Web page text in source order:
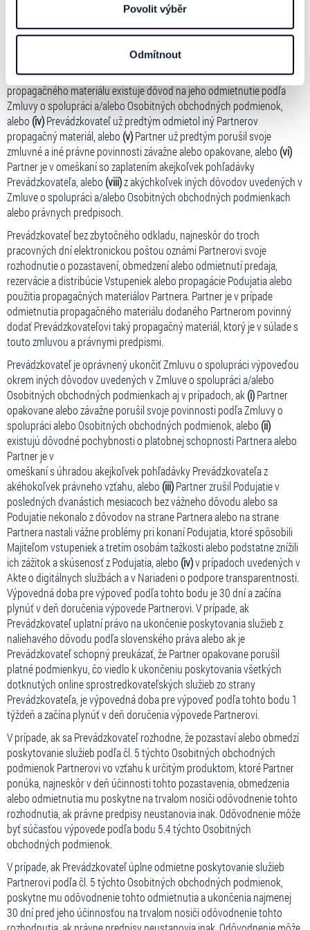
personalizaci obsahu a reklam. Tyto informace můžeme
také sdílet se svými partnery pro sociální média, inzerci
a analýzy. Partneři tyto údaje mohou zkombinovat s
dalšími informacemi, které jste jim poskytli nebo které
získali v důsledku toho, že používáte jejich služby. Jaké
typy cookies používáme, naleznete níže. Možnosti
zpracování upravíte zaškrtnutím příslušné varianty. Svoji
volbu můžete kdykoliv změnit v zápatí stránky v záložce
„Cookies a jejich nastavení“.
Povolit výběr
Odmítnout
propagačného materiálu v prípadoch,
ak takýto propagačný materiál(i)je v rozpore s pravidlami uvedenými v
nezodpovedá uzatvorenej dohode o jeho použití, alebo
Prevádzkovateľ má dôvodné pochybnosti o tom, že u tohto
propagačného materiálu existuje dôvod na jeho odmietnutie podľa
Zmluvy o spolupráci a/alebo Osobitných obchodných podmienok,
alebo (iv)Prevádzkovateľ už predtým odmietol iný Partnerov
propagačný materiál, alebo (v)Partner už predtým porušil svoje
zmluvné a iné právne povinnosti závažne alebo opakovane, alebo (vi)
Partner je v omeškaní so zaplatením akejkoľvek pohľadávky
Prevádzkovateľa, alebo (viii)z akýchkoľvek iných dôvodov uvedených v
Zmluve o spolupráci a/alebo Osobitných obchodných podmienkach
alebo právnych predpisoch.
Prevádzkovateľ bez zbytočného odkladu, najneskôr do troch
pracovných dní elektronickou poštou oznámi Partnerovi svoje
rozhodnutie o pozastavení, obmedzení alebo odmietnutí predaja,
rezervácie a distribúcie Vstupeniek alebo propagácie Podujatia alebo
použitia propagačných materiálov Partnera. Partner je v prípade
odmietnutia propagačného materiálu dodaného Partnerom povinný
dodať Prevádzkovateľovi taký propagačný materiál, ktorý je v súlade s
touto zmluvou a právnymi predpismi.
Prevádzkovateľ je oprávnený ukončiť Zmluvu o spolupráci výpoveďou
okrem iných dôvodov uvedených v Zmluve o spolupráci a/alebo
Osobitných obchodných podmienkach aj v prípadoch, ak (i)Partner
opakovane alebo závažne porušil svoje povinnosti podľa Zmluvy o
spolupráci alebo Osobitných obchodných podmienok, alebo (ii)
existujú dôvodné pochybnosti o platobnej schopnosti Partnera alebo
Partner je v
omeškaní s úhradou akejkoľvek pohľadávky Prevádzkovateľa z
akéhokoľvek právneho vzťahu, alebo (iii)Partner zrušil Podujatie v
posledných dvanástich mesiacoch bez vážneho dôvodu alebo sa
Podujatie nekonalo z dôvodov na strane Partnera alebo na strane
Partnera nastali vážne problémy pri konaní Podujatia, ktoré spôsobili
Majiteľom vstupeniek a tretím osobám tažkosti alebo podstatne znížili
ich zážitok a skúsenosť z Podujatia, alebo (iv)v prípadoch uvedených v
Akte o digitálnych službách a v Nariadeni o podpore transparentnosti.
Výpovedná doba pre výpoveď podľa tohto bodu je 30 dní a začína
plynúť v deň doručenia výpovede Partnerovi. V prípade, ak
Prevádzkovateľ uplatní právo na ukončenie poskytovania služieb z
naliehavého dôvodu podľa slovenského práva alebo ak je
Prevádzkovateľ schopný preukázať, že Partner opakovane porušil
platné podmienkyu, čo viedlo k ukončeniu poskytovania všetkých
dotknutých online sprostredkovateľských služieb zo strany
Prevádzkovateľa, je výpovedná doba pre výpoveď podľa tohto bodu 1
týždeň a začína plynúť v deň doručenia výpovede Partnerovi.
V prípade, ak sa Prevádzkovateľ rozhodne, že pozastaví alebo obmedzí
poskytovanie služieb podľa čl. 5 týchto Osobitných obchodných
podmienok Partnerovi vo vzťahu k určitým produktom, ktoré Partner
ponúka, najneskôr v deň účinnosti tohto pozastavenia, obmedzenia
alebo odmietnutia mu poskytne na trvalom nosiči odôvodnenie tohto
rozhodnutia, ak právne predpisy neustanovia inak. Odôvodnenie môže
byť súčasťou výpovede podľa bodu 5.4 týchto Osobitných
obchodných podmienok.
V prípade, ak Prevádzkovateľ úplne odmietne poskytovanie služieb
Partnerovi podľa čl. 5 týchto Osobitných obchodných podmienok,
poskytne mu odôvodnenie tohto odmietnutia a ukončenia najmenej
30 dní pred jeho účinnosťou na trvalom nosiči odôvodnenie tohto